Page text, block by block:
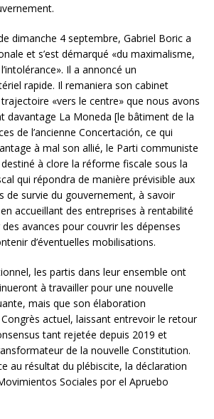
dimanche 4 septembre, Gabriel Boric a
et s’est démarqué «du maximalisme,
Il a annoncé un
rapide. Il remaniera son cabinet
«vers le centre» que nous avons
davantage La Moneda [le bâtiment de la
de l’ancienne Concertación, ce qui
à mal son allié, le Parti communiste
à clore la réforme fiscale sous la
qui répondra de manière prévisible aux
de survie du gouvernement, à savoir
accueillant des entreprises à rentabilité
avances pour couvrir les dépenses
d’éventuelles mobilisations.
les partis dans leur ensemble ont
à travailler pour une nouvelle
mais que son élaboration
Congrès actuel, laissant entrevoir le retour
tant rejetée depuis 2019 et
de la nouvelle Constitution.
au résultat du plébiscite, la déclaration
Sociales por el Apruebo